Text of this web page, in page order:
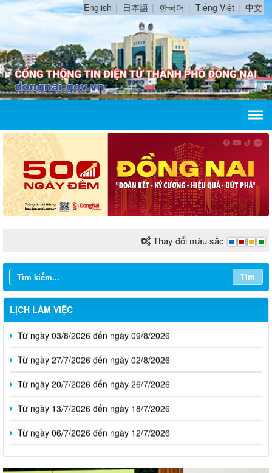
English 日本語 한국어 Tiếng Việt 中文
Thay đổi màu sắc
Tìm
LỊCH LÀM VIỆC
Từ ngày 03/8/2026 đến ngày 09/8/2026
Từ ngày 27/7/2026 đến ngày 02/8/2026
Từ ngày 20/7/2026 đến ngày 26/7/2026
Từ ngày 13/7/2026 đến ngày 18/7/2026
Từ ngày 06/7/2026 đến ngày 12/7/2026